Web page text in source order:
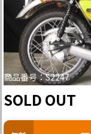
商品番号：S2247
SOLD OUT